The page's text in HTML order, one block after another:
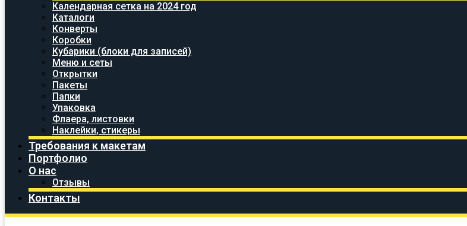
Календарная сетка на 2024 год
Каталоги
Конверты
Коробки
Кубарики (блоки для записей)
Меню и сеты
Открытки
Пакеты
Папки
Упаковка
Флаера, листовки
Наклейки, стикеры
Требования к макетам
Портфолио
О нас
Отзывы
Контакты